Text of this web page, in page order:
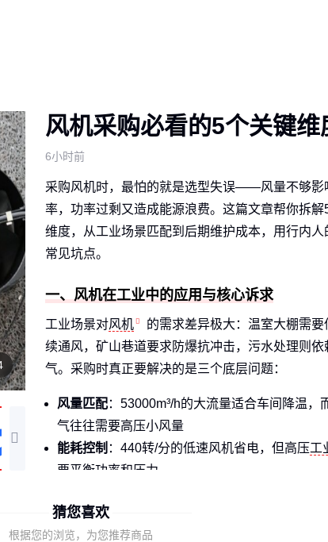
风机采购必看的5个关键维
6小时前
采购风机时，最怕的就是选型失误——风量不够影
率，功率过剩又造成能源浪费。这篇文章帮你拆解
维度，从工业场景匹配到后期维护成本，用行内人
常见坑点。
一、风机在工业中的应用与核心诉求
工业场景对风机
的需求差异极大：温室大棚需要
续通风，矿山巷道要求防爆抗冲击，污水处理则依
气。采购时真正要解决的是三个底层问题：
风量匹配：53000m³/h的大流量适合车间降温，
气往往需要高压小风量
能耗控制 ：440转/分的低速风机省电，但高压工
要平衡功率和压力
这类需求下，高压旋涡风机
猜您喜欢
根据您的浏览，为您推荐商品